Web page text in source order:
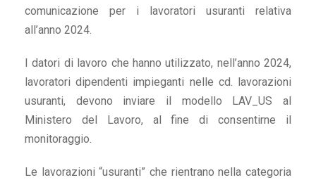
comunicazione per i lavoratori usuranti relativa
all’anno 2024.
I datori di lavoro che hanno utilizzato, nell’anno 2024,
lavoratori dipendenti impieganti nelle cd. lavorazioni
usuranti, devono inviare il modello LAV_US al
Ministero del Lavoro, al fine di consentirne il
monitoraggio.
Le lavorazioni “usuranti” che rientrano nella categoria